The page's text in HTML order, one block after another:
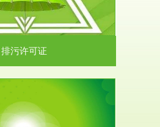
排污许可证